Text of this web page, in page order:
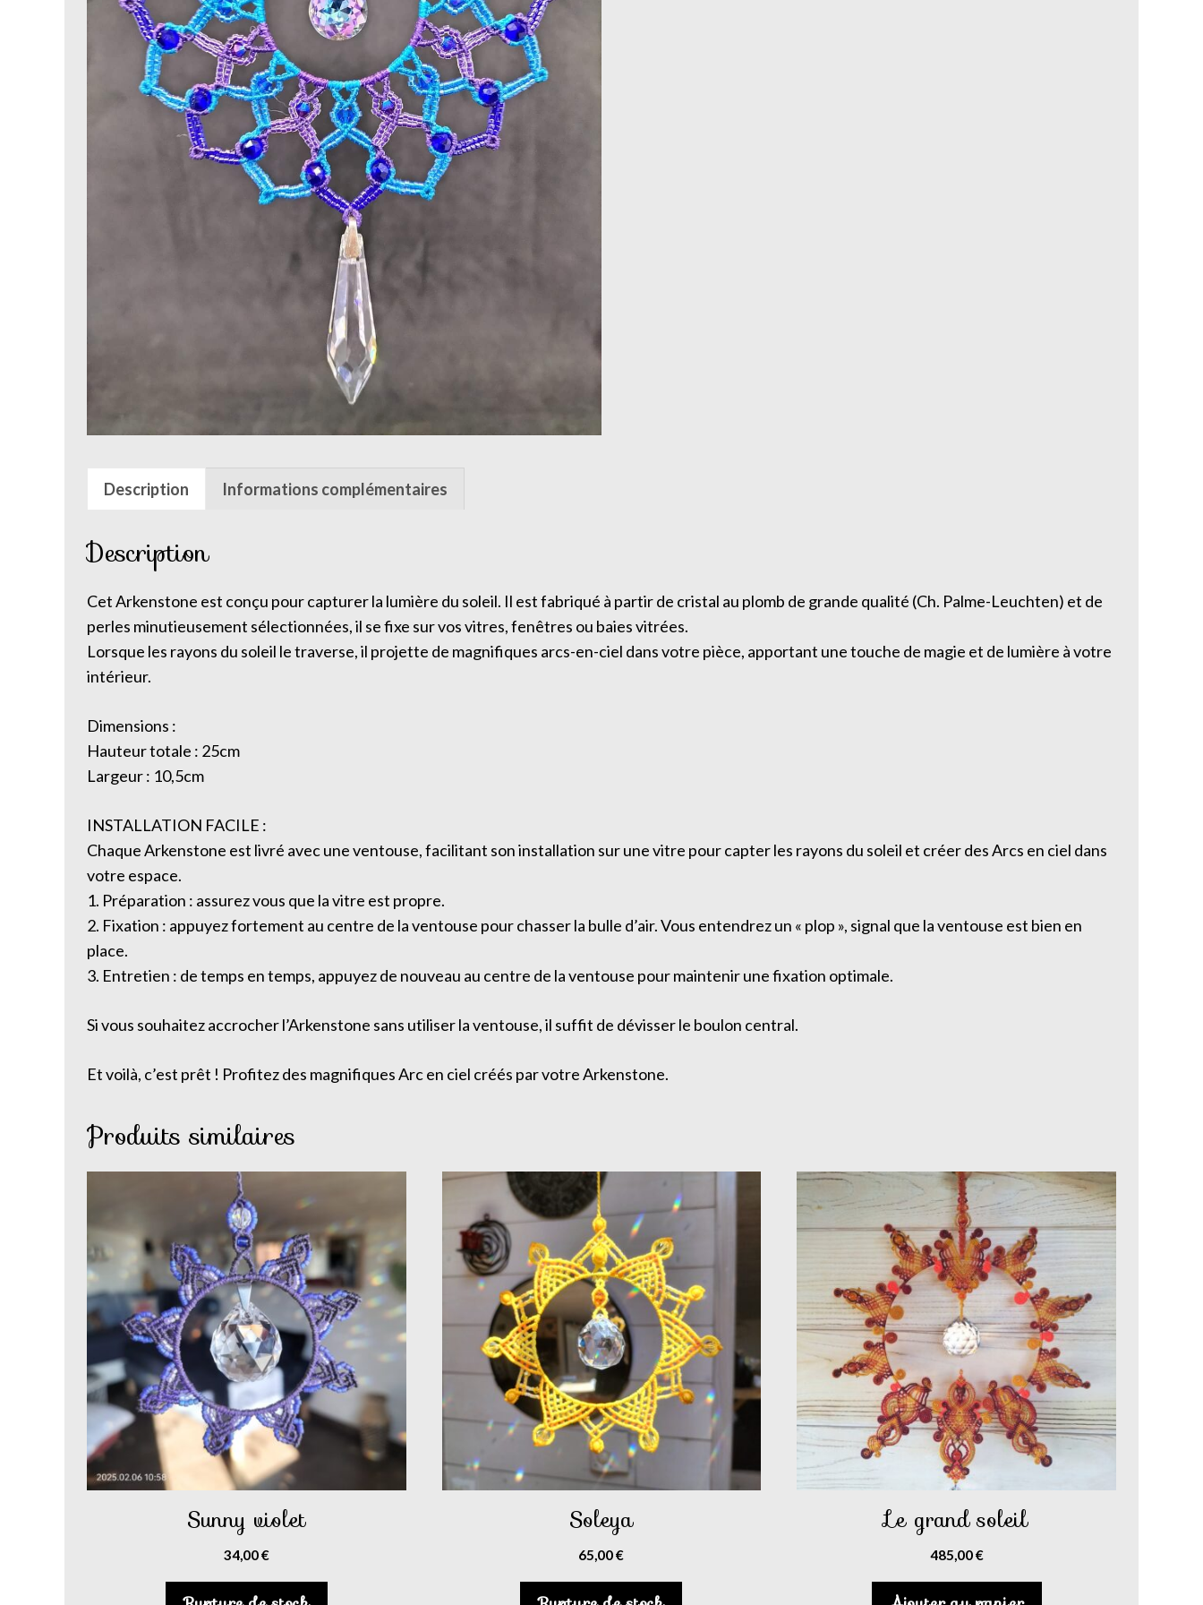
Description Informations complémentaires
Description
Cet Arkenstone est conçu pour capturer la lumière du soleil. Il est fabriqué à partir de cristal au plomb de grande qualité (Ch. Palme-Leuchten) et de
perles minutieusement sélectionnées, il se fixe sur vos vitres, fenêtres ou baies vitrées.
Lorsque les rayons du soleil le traverse, il projette de magnifiques arcs-en-ciel dans votre pièce, apportant une touche de magie et de lumière à votre
intérieur.
Dimensions :
Hauteur totale : 25cm
Largeur : 10,5cm
INSTALLATION FACILE :
Chaque Arkenstone est livré avec une ventouse, facilitant son installation sur une vitre pour capter les rayons du soleil et créer des Arcs en ciel dans
votre espace.
1. Préparation : assurez vous que la vitre est propre.
2. Fixation : appuyez fortement au centre de la ventouse pour chasser la bulle d’air. Vous entendrez un « plop », signal que la ventouse est bien en
place.
3. Entretien : de temps en temps, appuyez de nouveau au centre de la ventouse pour maintenir une fixation optimale.
Si vous souhaitez accrocher l’Arkenstone sans utiliser la ventouse, il suffit de dévisser le boulon central.
Et voilà, c’est prêt ! Profitez des magnifiques Arc en ciel créés par votre Arkenstone.
Produits similaires
Sunny violet
34,00€
Soleya
65,00€
Le grand soleil
485,00€